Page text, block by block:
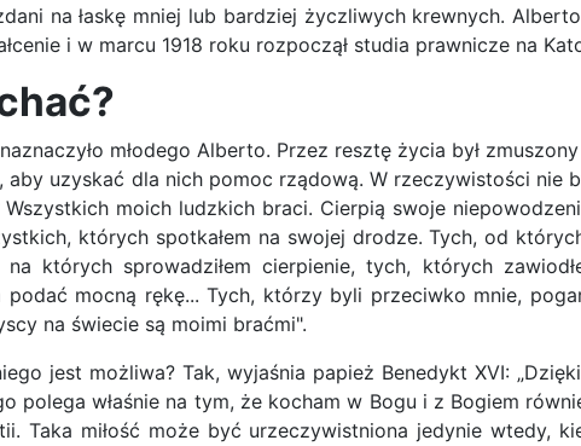
na łaskę mniej lub bardziej życzliwych krewnych.
i w marcu 1918 roku rozpoczął studia prawnicze na
młodego Alberto. Przez resztę życia był
aby uzyskać dla nich pomoc rządową. W rzeczywistości
Wszystkich moich ludzkich braci. Cierpią swoje
których spotkałem na swojej drodze. Tych, od
których sprowadziłem cierpienie, tych, których
podać mocną rękę... Tych, którzy byli przeciwko mnie,
na świecie są moimi braćmi".
jest możliwa? Tak, wyjaśnia papież Benedykt XVI:
polega właśnie na tym, że kocham w Bogu i z Bogiem
Taka miłość może być urzeczywistniona jedynie wtedy,